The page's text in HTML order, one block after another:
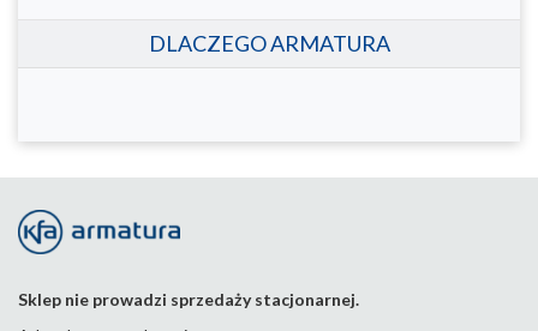
DLACZEGO ARMATURA
Sklep nie prowadzi sprzedaży stacjonarnej.